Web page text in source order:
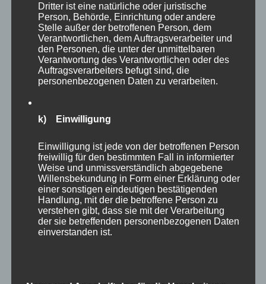
Dritter ist eine natürliche oder juristische
Person, Behörde, Einrichtung oder andere
Stelle außer der betroffenen Person, dem
Verantwortlichen, dem Auftragsverarbeiter und
den Personen, die unter der unmittelbaren
Verantwortung des Verantwortlichen oder des
Auftragsverarbeiters befugt sind, die
personenbezogenen Daten zu verarbeiten.
k) Einwilligung
Einwilligung ist jede von der betroffenen Person
freiwillig für den bestimmten Fall in informierter
Weise und unmissverständlich abgegebene
Willensbekundung in Form einer Erklärung oder
einer sonstigen eindeutigen bestätigenden
Handlung, mit der die betroffene Person zu
verstehen gibt, dass sie mit der Verarbeitung
der sie betreffenden personenbezogenen Daten
einverstanden ist.